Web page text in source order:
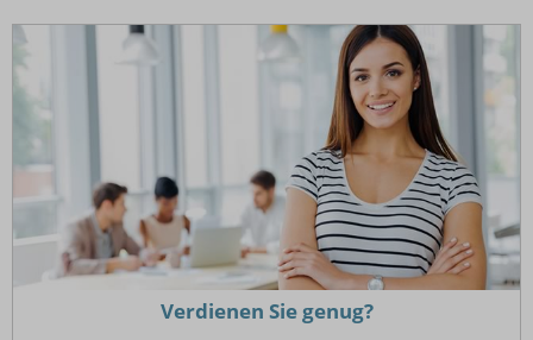
Verdienen Sie genug?